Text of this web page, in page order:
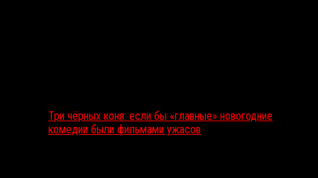
Три чёрных коня: если бы «главные» новогодние
комедии были фильмами ужасов